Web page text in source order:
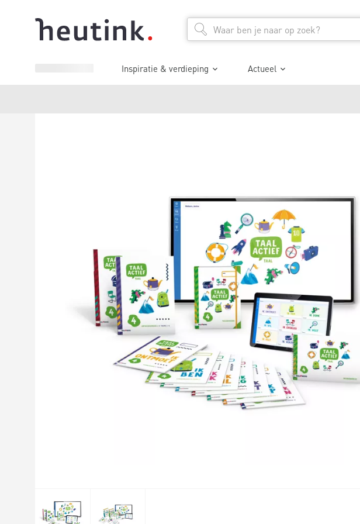
Inspiratie & verdieping Actueel